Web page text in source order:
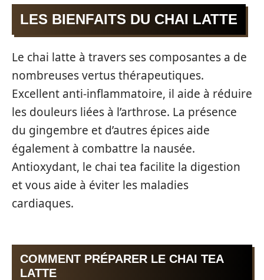
LES BIENFAITS DU CHAI LATTE
Le chai latte à travers ses composantes a de
nombreuses vertus thérapeutiques.
Excellent anti-inflammatoire, il aide à réduire
les douleurs liées à l’arthrose. La présence
du gingembre et d’autres épices aide
également à combattre la nausée.
Antioxydant, le chai tea facilite la digestion
et vous aide à éviter les maladies
cardiaques.
COMMENT PRÉPARER LE CHAI TEA
LATTE